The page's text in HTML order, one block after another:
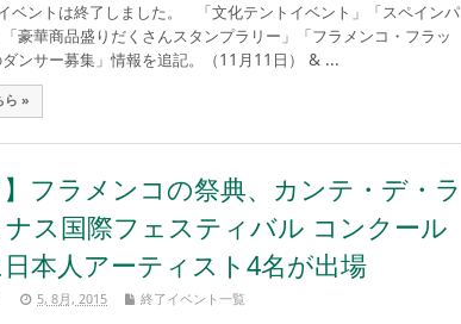
ベントは終了しました。 「文化テントイベント」「スペインパ
豪華商品盛りだくさんスタンプラリー」「フラメンコ・フラッ
ンサー募集」情報を追記。（11月11日） & ...
ら »
】フラメンコの祭典、カンテ・デ・ラ
ナス国際フェスティバル コンクール
本人アーティスト4名が出場
5, 8月, 2015 終了イベント一覧